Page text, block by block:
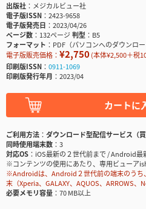
出版社
メジカルビュー社
電子版ISSN
2423-9658
電子版発売日
2023/04/26
ページ数
132ページ判型
B5
フォーマット
PDF（パソコンへのダウンロー
電子版販売価格： ¥2,750(本体¥2,500＋税
印刷版ISSN
0911-1069
印刷版発行年月
2023/04
カートに
ご利用方法
ダウンロード型配信サービス（買
同時使用端末数
3
対応OS
iOS最新の２世代前まで / Android最
※コンテンツの使用にあたり、専用ビューア
※Androidは、Android２世代前の端末のうち
末（Xperia、GALAXY、AQUOS、ARROWS
必要メモリ容量
70 MB以上